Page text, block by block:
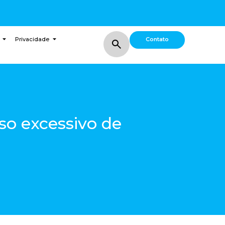
Privacidade Contato
excessivo de